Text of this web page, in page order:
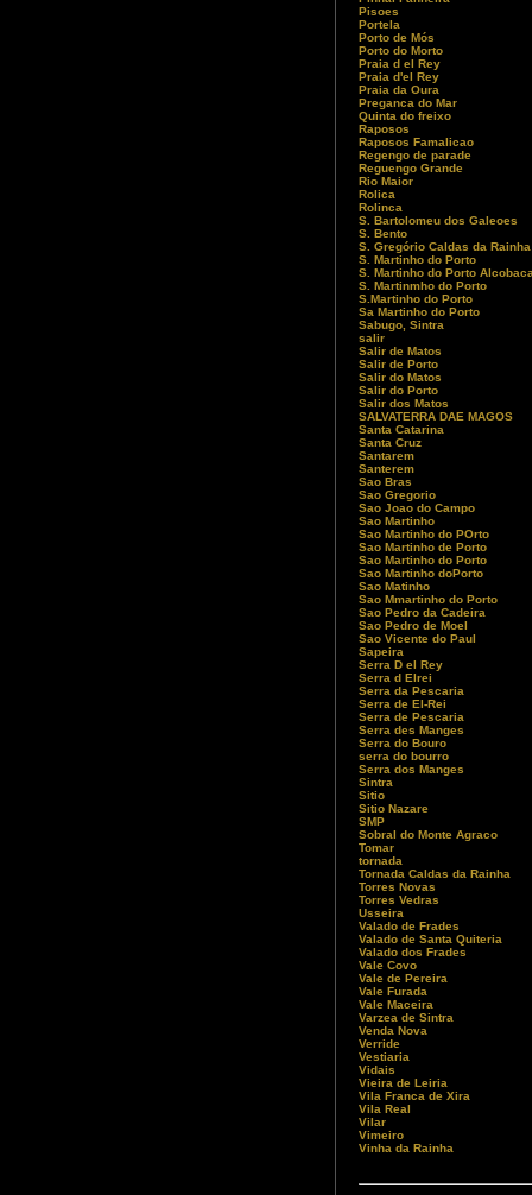
Pisoes
Portela
Porto de Mós
Porto do Morto
Praia d el Rey
Praia d'el Rey
Praia da Oura
Preganca do Mar
Quinta do freixo
Raposos
Raposos Famalicao
Regengo de parade
Reguengo Grande
Rio Maior
Rolica
Rolinca
S. Bartolomeu dos Galeoes
S. Bento
S. Gregório Caldas da Rainha
S. Martinho do Porto
S. Martinho do Porto
S. Martinmho do Porto
S.Martinho do Porto
Sa Martinho do Porto
Sabugo, Sintra
salir
Salir de Matos
Salir de Porto
Salir do Matos
Salir do Porto
Salir dos Matos
SALVATERRA DAE MAGOS
Santa Catarina
Santa Cruz
Santarem
Santerem
Sao Bras
Sao Gregorio
Sao Joao do Campo
Sao Martinho
Sao Martinho do POrto
Sao Martinho de Porto
Sao Martinho do Porto
Sao Martinho doPorto
Sao Matinho
Sao Mmartinho do Porto
Sao Pedro da Cadeira
Sao Pedro de Moel
Sao Vicente do Paul
Sapeira
Serra D el Rey
Serra d Elrei
Serra da Pescaria
Serra de El-Rei
Serra de Pescaria
Serra des Manges
Serra do Bouro
serra do bourro
Serra dos Manges
Sintra
Sitio
Sitio Nazare
SMP
Sobral do Monte Agraco
Tomar
tornada
Tornada Caldas da Rainha
Torres Novas
Torres Vedras
Usseira
Valado de Frades
Valado de Santa Quiteria
Valado dos Frades
Vale Covo
Vale de Pereira
Vale Furada
Vale Maceira
Varzea de Sintra
Venda Nova
Verride
Vestiaria
Vidais
Vieira de Leiria
Vila Franca de Xira
Vila Real
Vilar
Vimeiro
Vinha da Rainha